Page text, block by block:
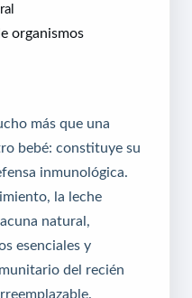
organismos
más que una
bebé: constituye su
inmunológica.
la leche
natural,
esenciales y
del recién